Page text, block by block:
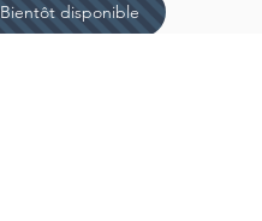
Bientôt disponible